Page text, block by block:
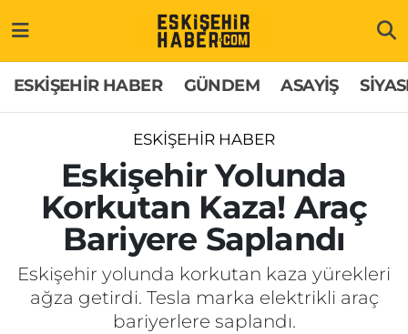
ESKİŞEHİR HABER GÜNDEM ASAYİŞ
ESKİŞEHİR HABER
Eskişehir Yolunda
Korkutan Kaza! Araç
Bariyere Saplandı
Eskişehir yolunda korkutan kaza yürekleri
ağza getirdi. Tesla marka elektrikli araç
bariyerlere saplandı.
GÜNDEM
ASAYİŞ
SİYASET
EKONOMİ
SAĞLIK
Hakkımızda
İletişim
Künye
Odunpazarı Trafik Yoğunluk Haritası
Süper Lig Puan Durumu ve Fikstür
Tüm Manşetler
Son Dakika Haberleri
Haber Arşivi